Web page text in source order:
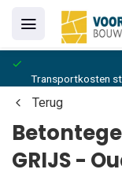
Transportkosten
Terug
GRIJS -